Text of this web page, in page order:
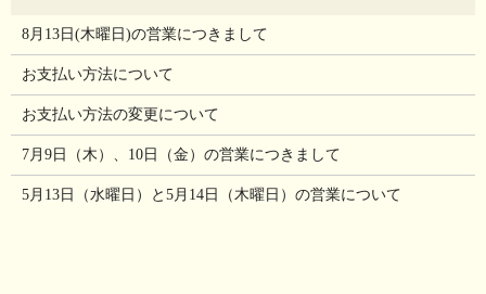
8月13日(木曜日)の営業につきまして
お支払い方法について
お支払い方法の変更について
7月9日（木）、10日（金）の営業につきまして
5月13日（水曜日）と5月14日（木曜日）の営業について